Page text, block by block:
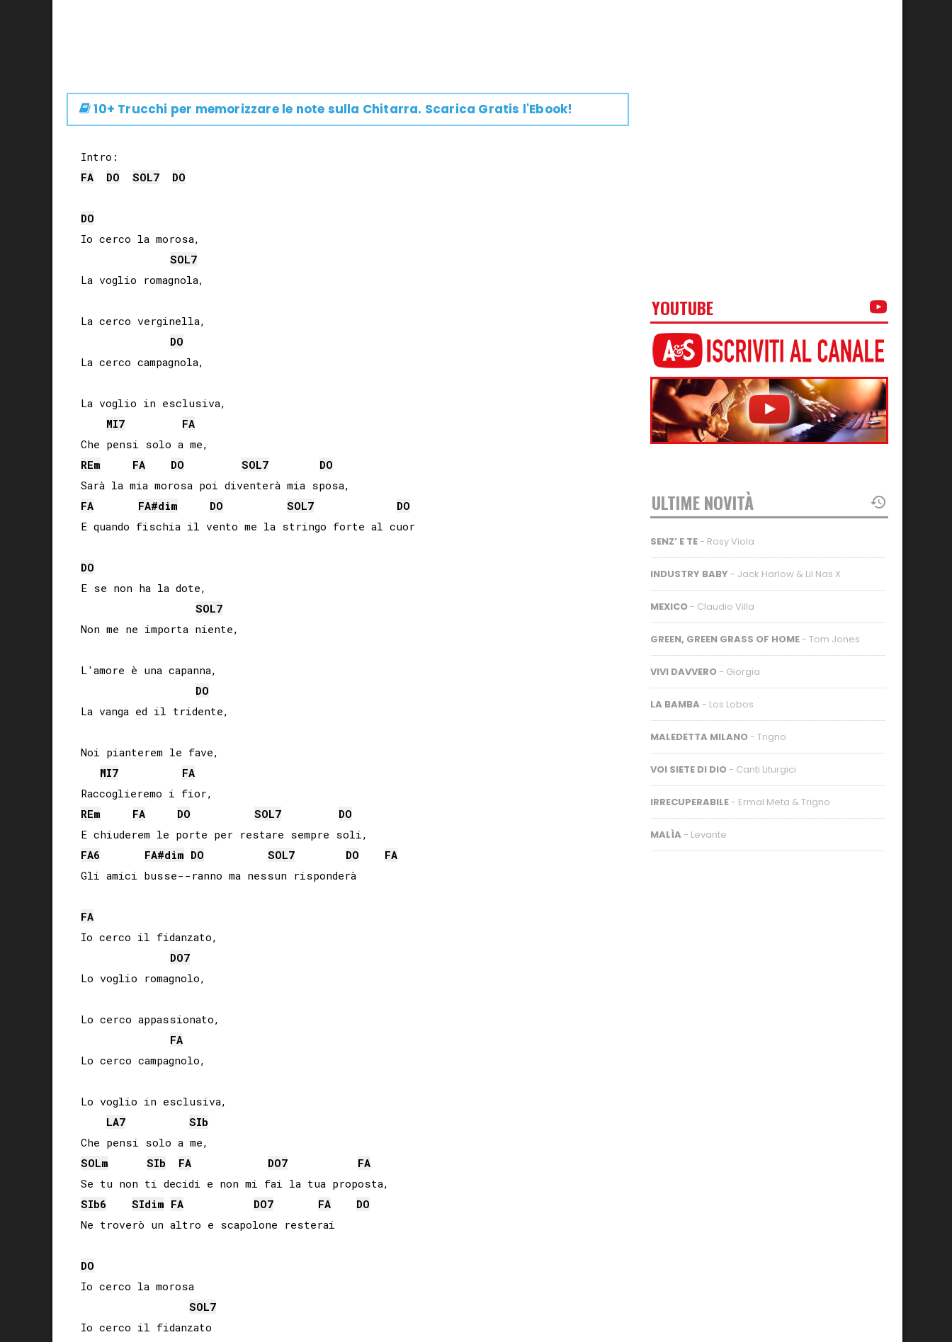
10+ Trucchi per memorizzare le note sulla Chitarra. Scarica Gratis l'Ebook!
FA
DO SOL7 DO
DO
Io cerco la morosa,
SOL7
La voglio romagnola,
La cerco verginella,
DO
La cerco campagnola,
La voglio in esclusiva,
MI7
FA
REm FA DO SOL7
DO
FA
FA#dim DO SOL7
DO
E quando fischia il vento me la stringo forte al cuor
DO
E se non ha la dote,
SOL7
Non me ne importa niente,
L'amore è una capanna,
DO
La vanga ed il tridente,
Noi pianterem le fave,
MI7
FA
REm FA DO SOL7
DO
FA6 FA#dim DO SOL7 DO
FA
FA
Io cerco il fidanzato,
DO7
Lo voglio romagnolo,
Lo cerco appassionato,
FA
Lo cerco campagnolo,
Lo voglio in esclusiva,
LA7
SIb
SOLm SIb FA DO7
FA
SIb6 SIdim FA DO7 FA
DO
DO
Io cerco la morosa
SOL7
Io cerco il fidanzato
YOUTUBE
ULTIME NOVITÀ
SENZ’ E TE - Rosy Viola
INDUSTRY BABY - Jack Harlow & Lil Nas X
MEXICO - Claudio Villa
GREEN, GREEN GRASS OF HOME - Tom Jones
VIVI DAVVERO - Giorgia
LA BAMBA - Los Lobos
MALEDETTA MILANO - Trigno
VOI SIETE DI DIO - Canti Liturgici
IRRECUPERABILE - Ermal Meta & Trigno
MALÌA - Levante